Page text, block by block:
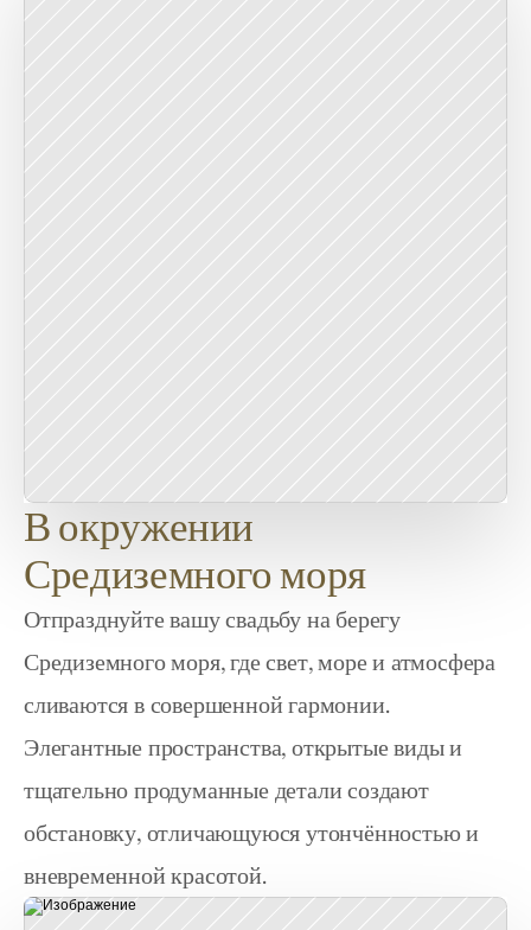
В окружении
Средиземного моря
Отпразднуйте вашу свадьбу на берегу
Средиземного моря, где свет, море и атмосфера
сливаются в совершенной гармонии.
Элегантные пространства, открытые виды и
тщательно продуманные детали создают
обстановку, отличающуюся утончённостью и
вневременной красотой.